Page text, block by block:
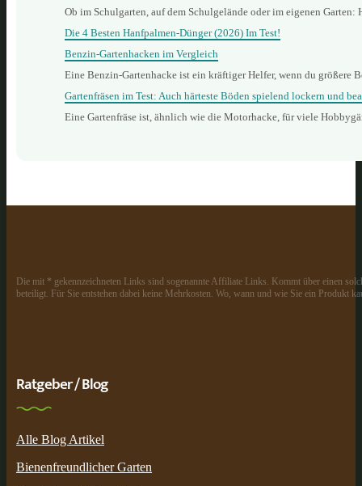
Ob im Schulgarten, auf dem Schulgelände oder im eigenen
Die 4 Besten Hanfpalmen-Dünger (2026) Im Test!
Benzin‑Gartenhacken im Vergleich
Eine Benzin‑Gartenhacke ist ein kräftiger Helfer, wenn du
Gartenfräsen im Test: Auch härteste Böden spielend lockern und
Eine Gartenfräse ist, ähnlich wie die Motorhacke, für viele
Die mit * gekennzeichneten Links sind sogenannte Affiliate Links. Kommt über einen
beteiligt. Für Sie entstehen dabei keine Mehrkosten. Wo, wann und wie Sie ein Produkt
Ratgeber / Blog
Alle Blog Artikel
Bienenfreundlicher Garten